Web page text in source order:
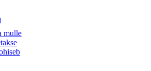
mulle